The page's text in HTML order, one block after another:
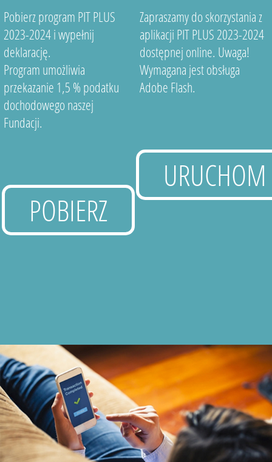
Pobierz program PIT PLUS
2023-2024 i wypełnij
deklarację.
Program umożliwia
przekazanie 1,5 % podatku
dochodowego naszej
Fundacji.
POBIERZ
Zapraszamy do skorzystania z
aplikacji PIT PLUS 2023-2024
dostępnej online. Uwaga!
Wymagana jest obsługa
Adobe Flash.
URUCHOM